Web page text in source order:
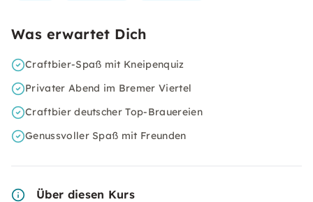
Was erwartet Dich
Craftbier-Spaß mit Kneipenquiz
Privater Abend im Bremer Viertel
Craftbier deutscher Top-Brauereien
Genussvoller Spaß mit Freunden
Über diesen Kurs